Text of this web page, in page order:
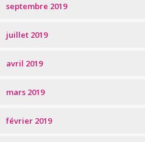
septembre 2019
juillet 2019
avril 2019
mars 2019
février 2019